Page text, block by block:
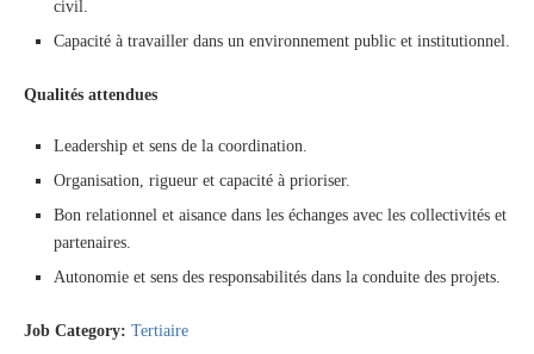
civil.
Capacité à travailler dans un environnement public et institutionnel.
Qualités attendues
Leadership et sens de la coordination.
Organisation, rigueur et capacité à prioriser.
Bon relationnel et aisance dans les échanges avec les collectivités et
partenaires.
Autonomie et sens des responsabilités dans la conduite des projets.
Job Category: Tertiaire